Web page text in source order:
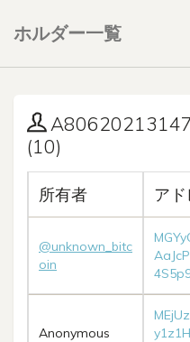
ホルダー一覧
(10)
所有者 アド
@unknown_bitc
oin
Anonymous